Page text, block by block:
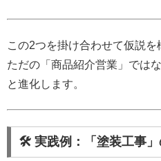
この2つを掛け合わせて仮説を
ただの「商品紹介営業」では
と進化します。
🛠 実践例：「塗装工事